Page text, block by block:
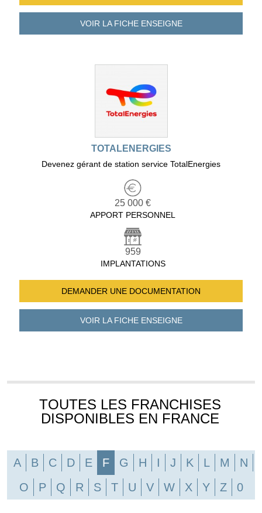
VOIR LA FICHEENSEIGNE
TOTALENERGIES
Devenez gérant de station service TotalEnergies
25 000 €
APPORT PERSONNEL
959
IMPLANTATIONS
DEMANDER UNE DOCUMENTATION
VOIR LA FICHEENSEIGNE
TOUTES LES FRANCHISES
DISPONIBLES EN FRANCE
A B C D E F G H I J K L M
N
O
P Q R S T U V W X Y Z 0